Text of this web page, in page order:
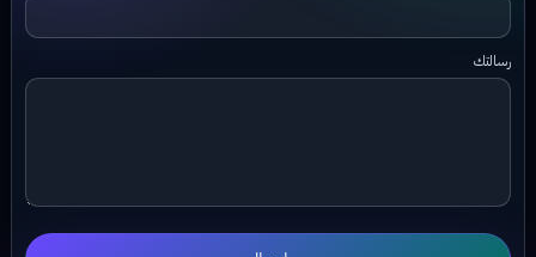
* يتم إرسال رسالتك مباشرة إلى البريد الإلكتروني الخاص بنا.